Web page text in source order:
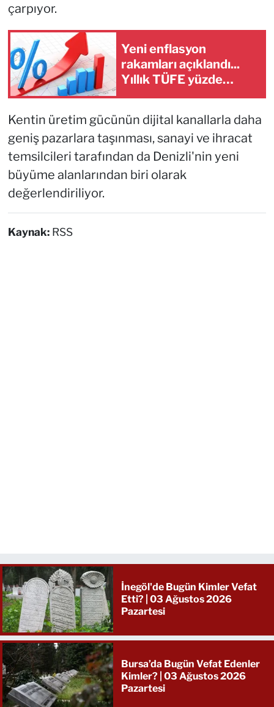
çarpıyor.
Yeni enflasyon
rakamları açıklandı...
Yıllık TÜFE yüzde
Kentin üretim gücünün dijital kanallarla daha
geniş pazarlara taşınması, sanayi ve ihracat
temsilcileri tarafından da Denizli'nin yeni
büyüme alanlarından biri olarak
değerlendiriliyor.
Kaynak: RSS
İnegöl'de Bugün Kimler Vefat
Etti? | 03 Ağustos 2026
Pazartesi
Bursa’da Bugün Vefat Edenler
Kimler? | 03 Ağustos 2026
Pazartesi